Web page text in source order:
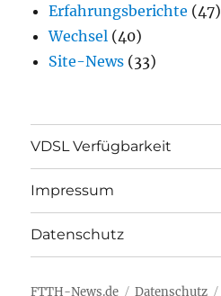
Erfahrungsberichte (47)
Wechsel (40)
Site-News (33)
VDSL Verfügbarkeit
Impressum
Datenschutz
FTTH-News.de Datenschutz